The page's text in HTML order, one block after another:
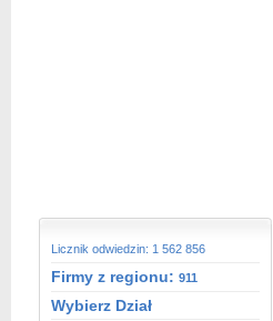
Licznik odwiedzin: 1 562 856
Firmy z regionu: 911
Wybierz Dział